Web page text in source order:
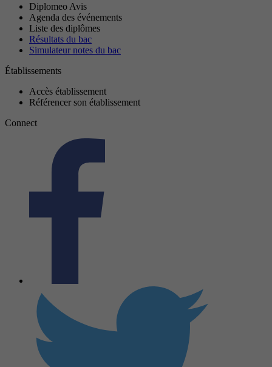
Diplomeo Avis
Agenda des événements
Liste des diplômes
Résultats du bac
Simulateur notes du bac
Établissements
Accès établissement
Référencer son établissement
Connect